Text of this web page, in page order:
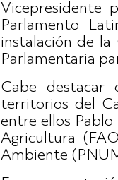
Vicepresidente
Parlamento
instalación de la
Parlamentaria
Cabe destacar
territorios del
entre ellos
Agricultura
Ambiente